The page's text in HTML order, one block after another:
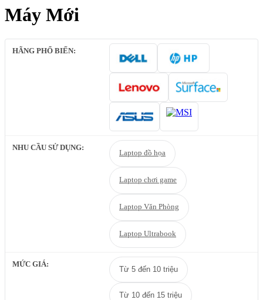
Máy Mới
HÃNG PHỔ BIẾN:
NHU CẦU SỬ DỤNG:
Laptop đồ họa
Laptop chơi game
Laptop Văn Phòng
Laptop Ultrabook
MỨC GIÁ:
Từ 5 đến 10 triệu
Từ 10 đến 15 triệu